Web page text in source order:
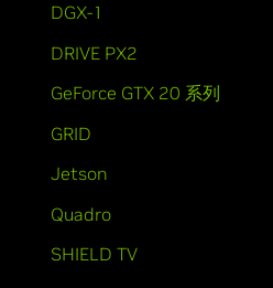
DGX-1
DRIVE PX2
GeForce GTX 20 系列
GRID
Jetson
Quadro
SHIELD TV